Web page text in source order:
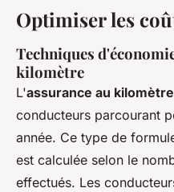
Optimiser les
Techniques
kilomètre
L'assurance au kilomètre
conducteurs parcourant
année. Ce type de
est calculée selon le
effectués. Les